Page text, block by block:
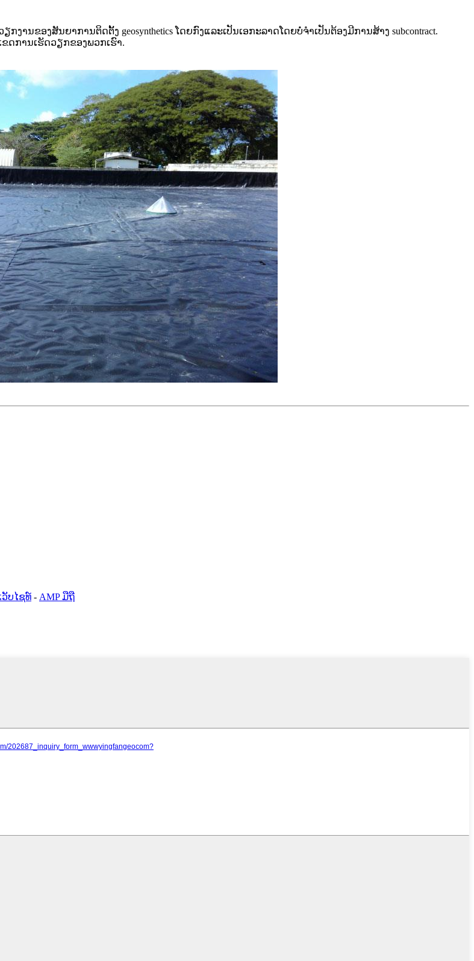
ານຂອງສັນຍາການຕິດຕັ້ງ geosynthetics ໂດຍກົງແລະເປັນເອກະລາດໂດຍບໍ່ຈໍາເປັນຕ້ອງມີການສ້າງ subcontract.
ດການເຮັດວຽກຂອງພວກເຮົາ.
ບໄຊທ໌ - AMP ມືຖື